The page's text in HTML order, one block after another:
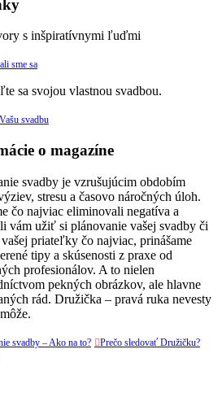
s inšpiratívnymi ľuďmi
sme sa
sa svojou vlastnou svadbou.
svadbu
o magazíne
svadby je vzrušujúcim obdobím
stresu a časovo náročných úloh.
čo najviac eliminovali negatíva a
vám užiť si plánovanie vašej svadby či
priateľky čo najviac, prinášame
tipy a skúsenosti z praxe od
profesionálov. A to nielen
pekných obrázkov, ale hlavne
rád. Družička – pravá ruka nevesty
svadby – Ako na to? Prečo sledovať Družičku?